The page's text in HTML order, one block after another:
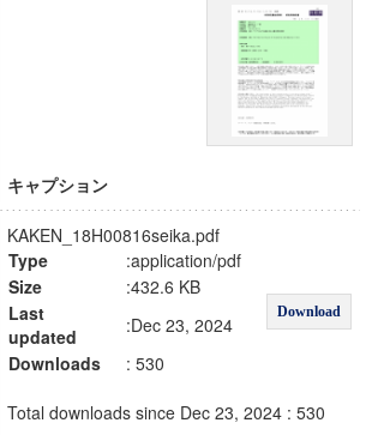
キャプション
KAKEN_18H00816seika.pdf
Type
:application/pdf
Download
Size
:432.6 KB
Last
updated
:Dec 23, 2024
Downloads
: 530
Total downloads since Dec 23, 2024 : 530